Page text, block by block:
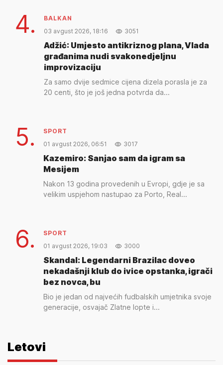
4.
BALKAN
03 avgust 2026, 18:16
3051
Adžić: Umjesto antikriznog plana, Vlada
građanima nudi svakonedjeljnu
improvizaciju
Za samo dvije sedmice cijena dizela porasla je za
20 centi, što je još jedna potvrda da...
5.
SPORT
01 avgust 2026, 06:51
3017
Kazemiro: Sanjao sam da igram sa
Mesijem
Nakon 13 godina provedenih u Evropi, gdje je sa
velikim uspjehom nastupao za Porto, Real...
6.
SPORT
01 avgust 2026, 19:03
3000
Skandal: Legendarni Brazilac doveo
nekadašnji klub do ivice opstanka, igrači
bez novca, bu
Bio je jedan od najvećih fudbalskih umjetnika svoje
generacije, osvajač Zlatne lopte i...
Letovi